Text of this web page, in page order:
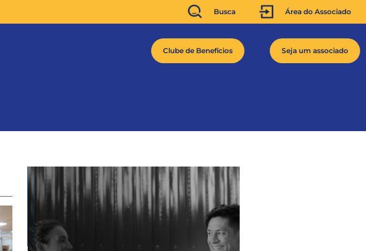
Busca Área do Associado
Clube de Benefícios Seja um associado